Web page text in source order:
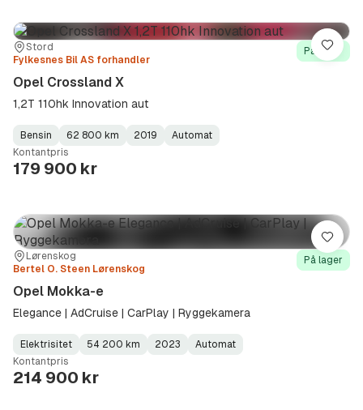
Sted:
Stord
Forhandler:
Fylkesnes Bil AS forhandler
På lager
Opel Crossland X
1,2T 110hk Innovation aut
Fuel
Type:
Bensin
Kilometerstand:
62 800 km
Model
Year:
2019
Gearbox
Type:
Automat
Kontantpris
179 900 kr
Lagre
Sted:Lørenskog
Forhandler:
Bertel O. Steen Lørenskog
På lager
Opel Mokka-e
Elegance | AdCruise | CarPlay | Ryggekamera
Fuel
Type:
Elektrisitet
Kilometerstand:
54 200 km
Model
Year:
2023
Gearbox
Type:
Automat
Kontantpris
214 900 kr
Lagre